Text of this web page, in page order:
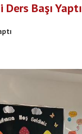
Başı Yaptı
Zengin Parkı